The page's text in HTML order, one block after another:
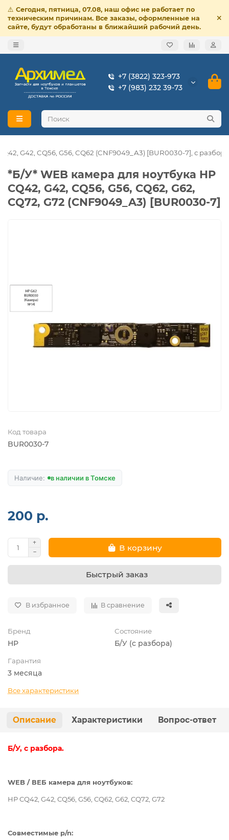
⚠️ Сегодня, пятница, 07.08, наш офис не работает по
техническим причинам. Все заказы, оформленные на
сайте, будут обработаны в ближайший рабочий день.
+7 (3822) 323-973
+7 (983) 232 39-73
G42, CQ56, G56, CQ62 (CNF9049_A3) [BUR0030-7], с разбора
*Б/У* WEB камера для ноутбука HP
CQ42, G42, CQ56, G56, CQ62, G62,
CQ72, G72 (CNF9049_A3) [BUR0030-7]
Код товара
BUR0030-7
в наличии в Томске
200 р.
В корзину
Быстрый заказ
В избранное В сравнение
Бренд
HP
Состояние
Б/У (с разбора)
Гарантия
3 месяца
Все характеристики
Описание Характеристики Вопрос-ответ
Б/У, с разбора.
WEB / ВЕБ камера для ноутбуков:
HP CQ42, G42, CQ56, G56, CQ62, G62, CQ72, G72
Совместимые p/n: